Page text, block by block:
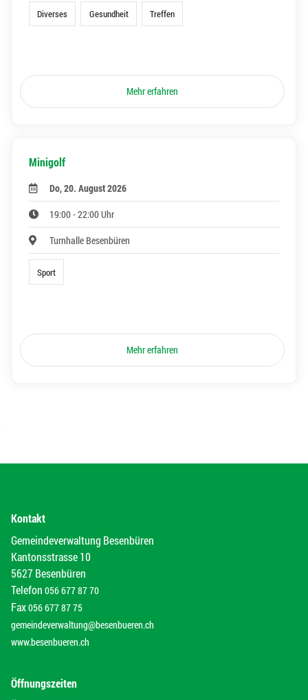
Diverses Gesundheit Treffen
Mehr erfahren
Minigolf
Do, 20. August 2026
19:00 - 22:00 Uhr
Turnhalle Besenbüren
Sport
Mehr erfahren
Kontakt
Gemeindeverwaltung Besenbüren
Kantonsstrasse 10
5627 Besenbüren
Telefon 056 677 87 70
Fax056 677 87 75
gemeindeverwaltung@besenbueren.ch
www.besenbueren.ch
Öffnungszeiten